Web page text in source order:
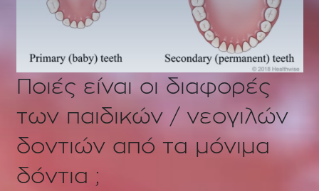
Ποιές είναι οι διαφορές
των παιδικών / νεογιλών
δοντιών από τα μόνιμα
δόντια ;